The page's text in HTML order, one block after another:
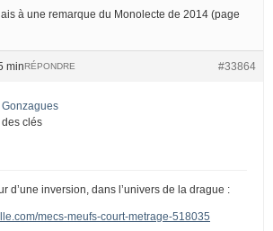
à une remarque du Monolecte de 2014 (page
min #33864
RÉPONDRE
Gonzagues
des clés
d’une inversion, dans l’univers de la drague :
mecs-meufs-court-metrage-518035